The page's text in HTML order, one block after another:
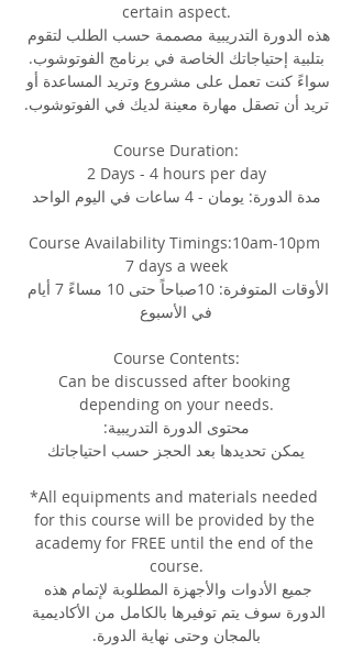
certain aspect.
هذه الدورة التدريبية مصممة حسب الطلب لتقوم
بتلبية إحتياجاتك الخاصة في برنامج الفوتوشوب.
سواءً كنت تعمل على مشروع وتريد المساعدة أو
تريد أن تصقل مهارة معينة لديك في الفوتوشوب.
Course Duration:
2 Days - 4 hours per day
مدة الدورة: يومان - 4 ساعات في اليوم الواحد
Course Availability Timings:10am-10pm
7 days a week
الأوقات المتوفرة: 10صباحاً حتى 10 مساءً 7 أيام
في الأسبوع
Course Contents:
Can be discussed after booking
depending on your needs.
محتوى الدورة التدريبية:
يمكن تحديدها بعد الحجز حسب احتياجاتك
*All equipments and materials needed
for this course will be provided by the
academy for FREE until the end of the
course.
جميع الأدوات والأجهزة المطلوبة لإتمام هذه
الدورة سوف يتم توفيرها بالكامل من الأكاديمية
بالمجان وحتى نهاية الدورة.